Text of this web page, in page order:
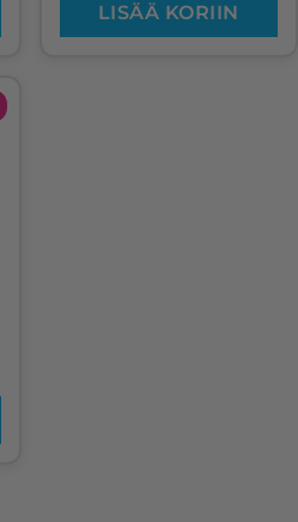
LISÄÄ KORIIN